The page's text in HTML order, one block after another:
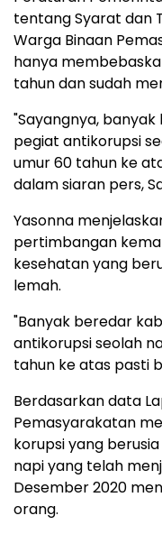
tentang Syarat dan
Warga Binaan
hanya
tahun dan sudah
"Sayangnya,
pegiat antikorupsi
umur 60 tahun ke
dalam siaran pers,
Yasonna
pertimbangan
kesehatan yang
lemah.
"Banyak beredar
antikorupsi seolah
tahun ke atas pasti
Berdasarkan data
Pemasyarakatan
korupsi yang
napi yang telah
Desember 2020
orang.